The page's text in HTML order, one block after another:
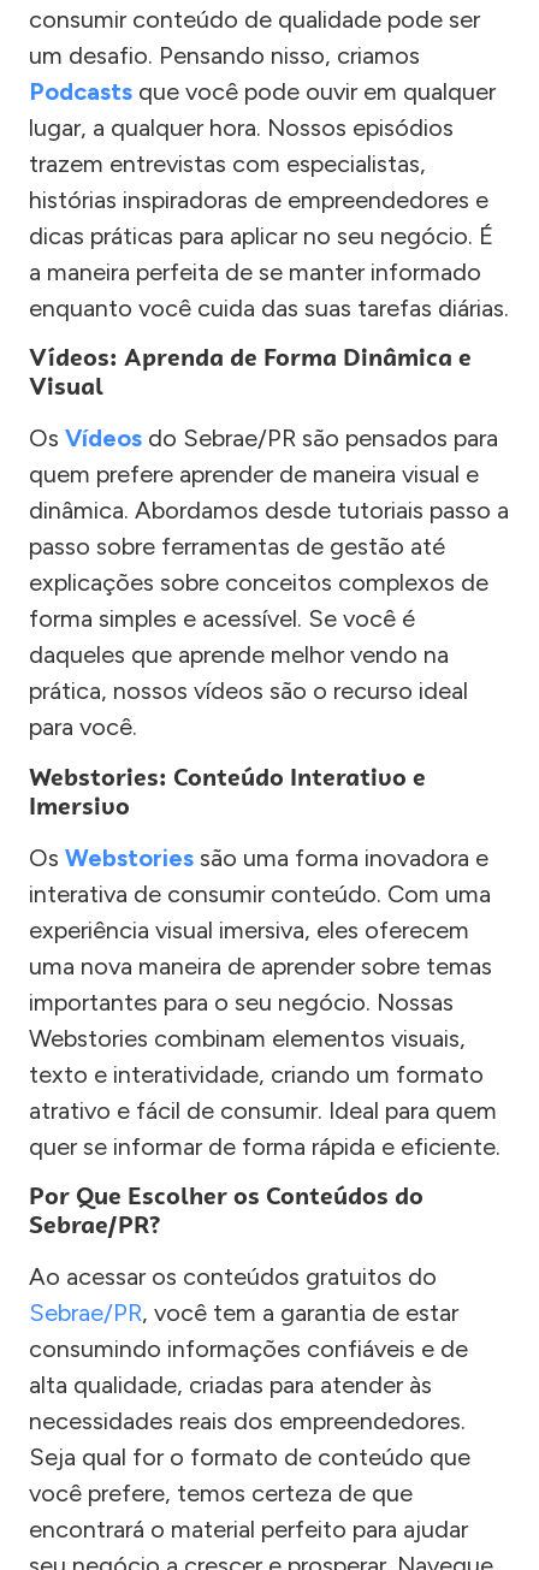
consumir conteúdo de qualidade pode ser
um desafio. Pensando nisso, criamos
Podcasts que você pode ouvir em qualquer
lugar, a qualquer hora. Nossos episódios
trazem entrevistas com especialistas,
histórias inspiradoras de empreendedores e
dicas práticas para aplicar no seu negócio. É
a maneira perfeita de se manter informado
enquanto você cuida das suas tarefas diárias.
Vídeos: Aprenda de Forma Dinâmica e
Visual
Os Vídeos do Sebrae/PR são pensados para
quem prefere aprender de maneira visual e
dinâmica. Abordamos desde tutoriais passo a
passo sobre ferramentas de gestão até
explicações sobre conceitos complexos de
forma simples e acessível. Se você é
daqueles que aprende melhor vendo na
prática, nossos vídeos são o recurso ideal
para você.
Webstories: Conteúdo Interativo e
Imersivo
Os Webstories são uma forma inovadora e
interativa de consumir conteúdo. Com uma
experiência visual imersiva, eles oferecem
uma nova maneira de aprender sobre temas
importantes para o seu negócio. Nossas
Webstories combinam elementos visuais,
texto e interatividade, criando um formato
atrativo e fácil de consumir. Ideal para quem
quer se informar de forma rápida e eficiente.
Por Que Escolher os Conteúdos do
Sebrae/PR?
Ao acessar os conteúdos gratuitos do
Sebrae/PR, você tem a garantia de estar
consumindo informações confiáveis e de
alta qualidade, criadas para atender às
necessidades reais dos empreendedores.
Seja qual for o formato de conteúdo que
você prefere, temos certeza de que
encontrará o material perfeito para ajudar